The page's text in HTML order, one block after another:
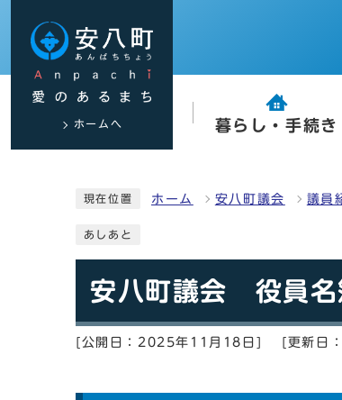
ホームへ 暮らし・手続き
現在位置 ホーム 安八町議会 議員
あしあと
安八町議会 役員名
[公開日：2025年11月18日] [更新日